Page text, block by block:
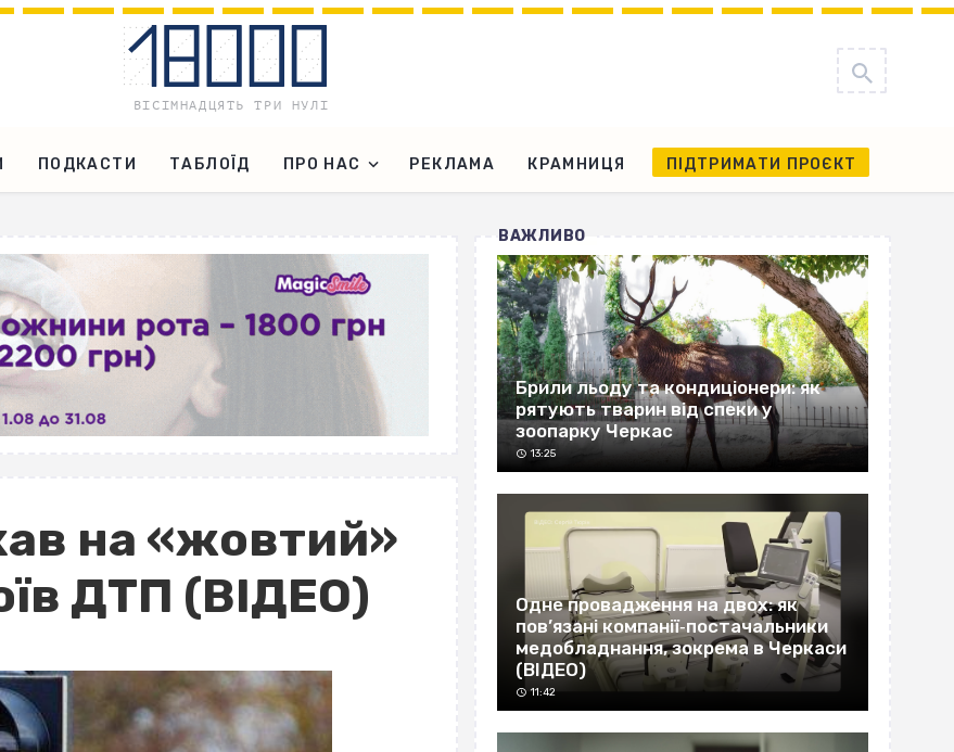
ПОДКАСТИ ТАБЛОЇД ПРО НАС РЕКЛАМА КРАМНИЦЯ ПІДТРИМАТИ ПРОЄКТ
на «жовтий»
ДТП (ВІДЕО)
ВАЖЛИВО
Брили льоду та кондиціонери: як
рятують тварин від спеки у
зоопарку Черкас
13:25
Одне провадження на двох: як
пов’язані компанії‐постачальники
медобладнання, зокрема в Черкаси
(ВІДЕО)
11:42